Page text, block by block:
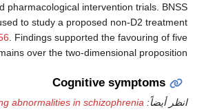
psychosocial and pharmacological
has also been used to study a proposed
calledSEP-363856. Findings supported the
domains over the two-
Cognitive
Visual processing abnormalities in